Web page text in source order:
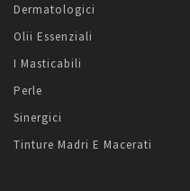
Dermatologici
Olii Essenziali
I Masticabili
Perle
Sinergici
Tinture Madri E Macerati